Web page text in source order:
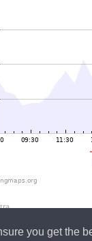
you get the